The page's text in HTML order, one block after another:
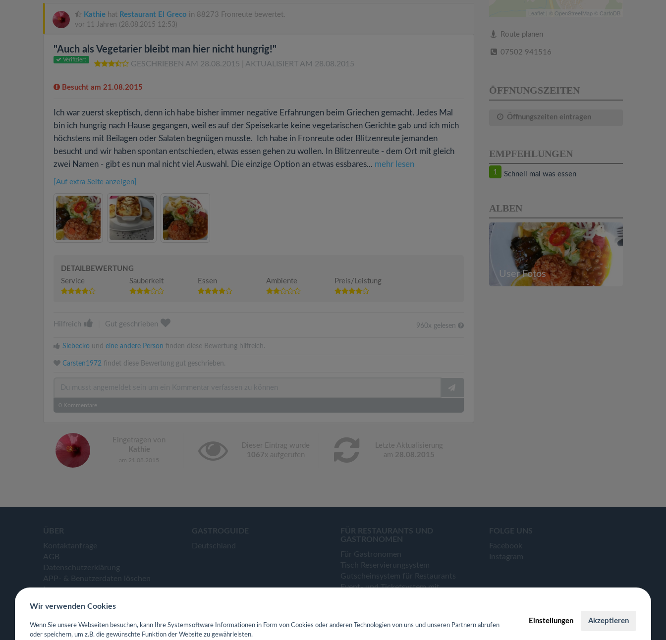
Kathie hat Restaurant El Greco in 88273 Fronreute bewertet.
vor 11 Jahren (28.08.2015 12:53)
"Auch als Vegetarier bleibt man hier nicht hungrig!"
Verifiziert
GESCHRIEBEN AM 28.08.2015 | AKTUALISIERT AM 28.08.2015
Besucht am 21.08.2015
Ich war zuerst skeptisch, denn ich habe bisher immer negative Erfahrungen beim Griechen gemacht. Jedes Mal
bin ich hungrig nach Hause gegangen, weil es auf der Speisekarte keine vegetarischen Gerichte gab und ich mich
höchstens mit Beilagen oder Salaten begnügen musste. Ich habe in Fronreute oder Blitzenreute jemanden
besucht und wir haben spontan entschieden, etwas essen gehen zu wollen. In Blitzenreute - dem Ort mit gleich
zwei Namen - gibt es nun mal nicht viel Auswahl. Die einzige Option an etwas essbares... mehr lesen
[Auf extra Seite anzeigen]
DETAILBEWERTUNG
Service
Sauberkeit Essen Ambiente Preis/Leistung
Hilfreich Gut geschrieben 960x gelesen
Siebecko und eine andere Person finden diese Bewertung hilfreich.
Carsten1972 findet diese Bewertung gut geschrieben.
0 Kommentare
Eingetragen von
Kathie
am 21.08.2015
Dieser Eintrag wurde
1067x aufgerufen
Letzte Aktualisierung
am 28.08.2015
Leaflet | © OpenStreetMap © CartoDB
Route planen
07502 941516
ÖFFNUNGSZEITEN
Öffnungszeiten eintragen
EMPFEHLUNGEN
1 Schnell mal was essen
ALBEN
User Fotos
ÜBER
Kontaktanfrage
AGB
Datenschutzerklärung
APP- & Benutzerdaten löschen
Impressum
GASTROGUIDE
Deutschland
FÜR RESTAURANTS UND
GASTRONOMEN
Für Gastronomen
Tisch Reservierungsystem
Gutscheinsystem für Restaurants
Event- und Ticketsystem mit
Webseiten für Restaurant
FOLGE UNS
Facebook
Instagram
Wir verwenden Cookies
Wenn Sie unsere Webseiten besuchen, kann Ihre Systemsoftware Informationen in Form von Cookies oder anderen Technologien von uns und unseren Partnern abrufen
oder speichern, um z.B. die gewünschte Funktion der Website zu gewährleisten.
Einstellungen Akzeptieren